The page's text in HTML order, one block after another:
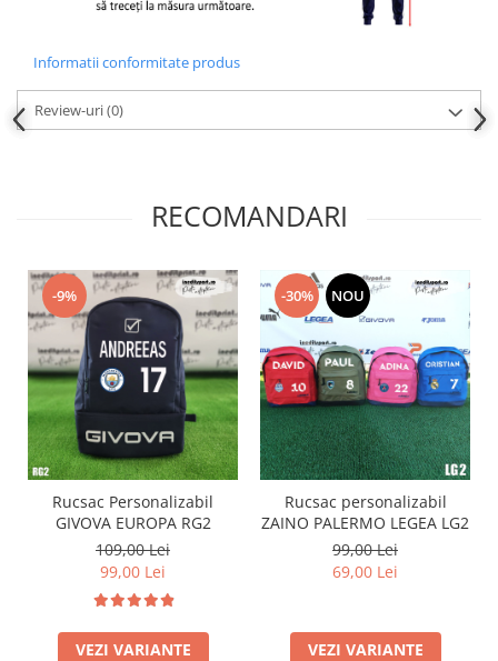
Informatii conformitate produs
Review-uri(0)
RECOMANDARI
-9%
Rucsac Personalizabil
GIVOVA EUROPA RG2
109,00 Lei
99,00 Lei
VEZI VARIANTE
-30% NOU
Rucsac personalizabil
ZAINO PALERMO LEGEA LG2
99,00 Lei
69,00 Lei
VEZI VARIANTE